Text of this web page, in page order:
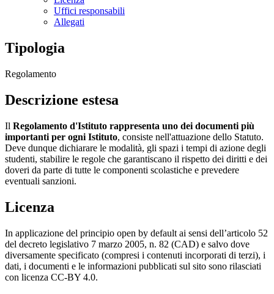
Uffici responsabili
Allegati
Tipologia
Regolamento
Descrizione estesa
Il Regolamento d'Istituto rappresenta uno dei documenti più
importanti per ogni Istituto, consiste nell'attuazione dello Statuto.
Deve dunque dichiarare le modalità, gli spazi i tempi di azione degli
studenti, stabilire le regole che garantiscano il rispetto dei diritti e dei
doveri da parte di tutte le componenti scolastiche e prevedere
eventuali sanzioni.
Licenza
In applicazione del principio open by default ai sensi dell’articolo 52
del decreto legislativo 7 marzo 2005, n. 82 (CAD) e salvo dove
diversamente specificato (compresi i contenuti incorporati di terzi), i
dati, i documenti e le informazioni pubblicati sul sito sono rilasciati
con licenza CC-BY 4.0.